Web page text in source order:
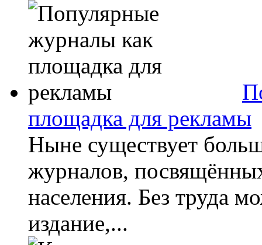
площадка для рекламы
Ныне существует
журналов,
населения. Без труда
издание,...